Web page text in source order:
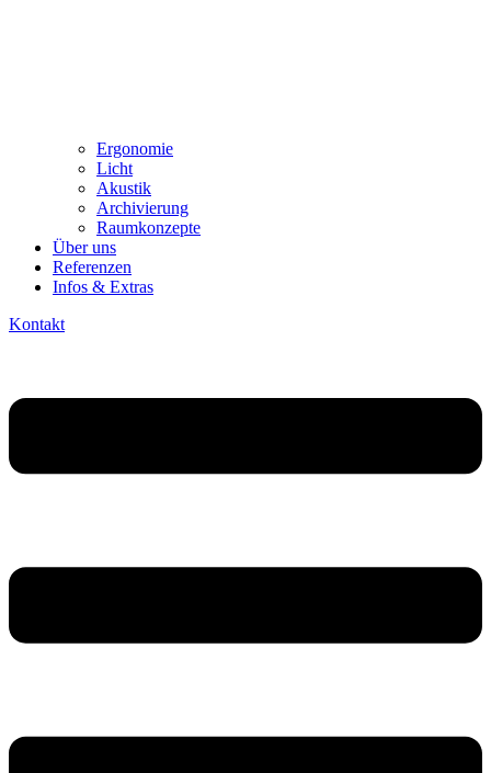
Ergonomie
Licht
Akustik
Archivierung
Raumkonzepte
Über uns
Referenzen
Infos & Extras
Kontakt